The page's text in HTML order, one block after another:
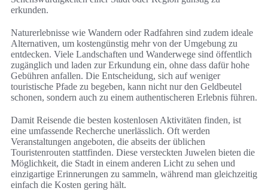
erkunden.
Naturerlebnisse wie Wandern oder Radfahren sind zudem ideale
Alternativen, um kostengünstig mehr von der Umgebung zu
entdecken. Viele Landschaften und Wanderwege sind öffentlich
zugänglich und laden zur Erkundung ein, ohne dass dafür hohe
Gebühren anfallen. Die Entscheidung, sich auf weniger
touristische Pfade zu begeben, kann nicht nur den Geldbeutel
schonen, sondern auch zu einem authentischeren Erlebnis führen.
Damit Reisende die besten kostenlosen Aktivitäten finden, ist
eine umfassende Recherche unerlässlich. Oft werden
Veranstaltungen angeboten, die abseits der üblichen
Touristenrouten stattfinden. Diese versteckten Juwelen bieten die
Möglichkeit, die Stadt in einem anderen Licht zu sehen und
einzigartige Erinnerungen zu sammeln, während man gleichzeitig
einfach die Kosten gering hält.